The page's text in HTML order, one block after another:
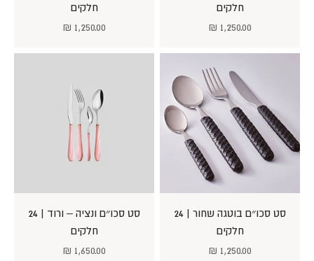
חלקים
מחיר מבצע
1,250.00 ₪
חלקים
מחיר מבצע
1,250.00 ₪
סט סכו״ם בוטגה שחור | 24
חלקים
מחיר מבצע
1,250.00 ₪
סט סכו״ם ונציה – ורוד | 24
חלקים
מחיר מבצע
1,650.00 ₪